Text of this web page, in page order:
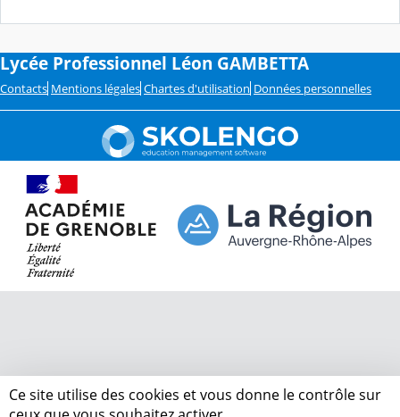
Lycée Professionnel Léon GAMBETTA
Contacts Mentions légales Chartes d'utilisation Données personnelles
Ce site utilise des cookies et vous donne le contrôle sur